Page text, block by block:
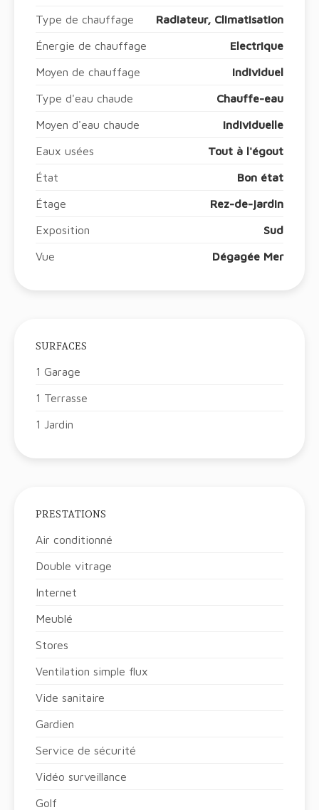
Type de chauffage Radiateur, Climatisation
Énergie de chauffage Electrique
Moyen de chauffage Individuel
Type d'eau chaude Chauffe-eau
Moyen d'eau chaude Individuelle
Eaux usées Tout à l'égout
État Bon état
Étage Rez-de-jardin
Exposition Sud
Vue Dégagée Mer
SURFACES
1 Garage
1 Terrasse
1 Jardin
PRESTATIONS
Air conditionné
Double vitrage
Internet
Meublé
Stores
Ventilation simple flux
Vide sanitaire
Gardien
Service de sécurité
Vidéo surveillance
Golf